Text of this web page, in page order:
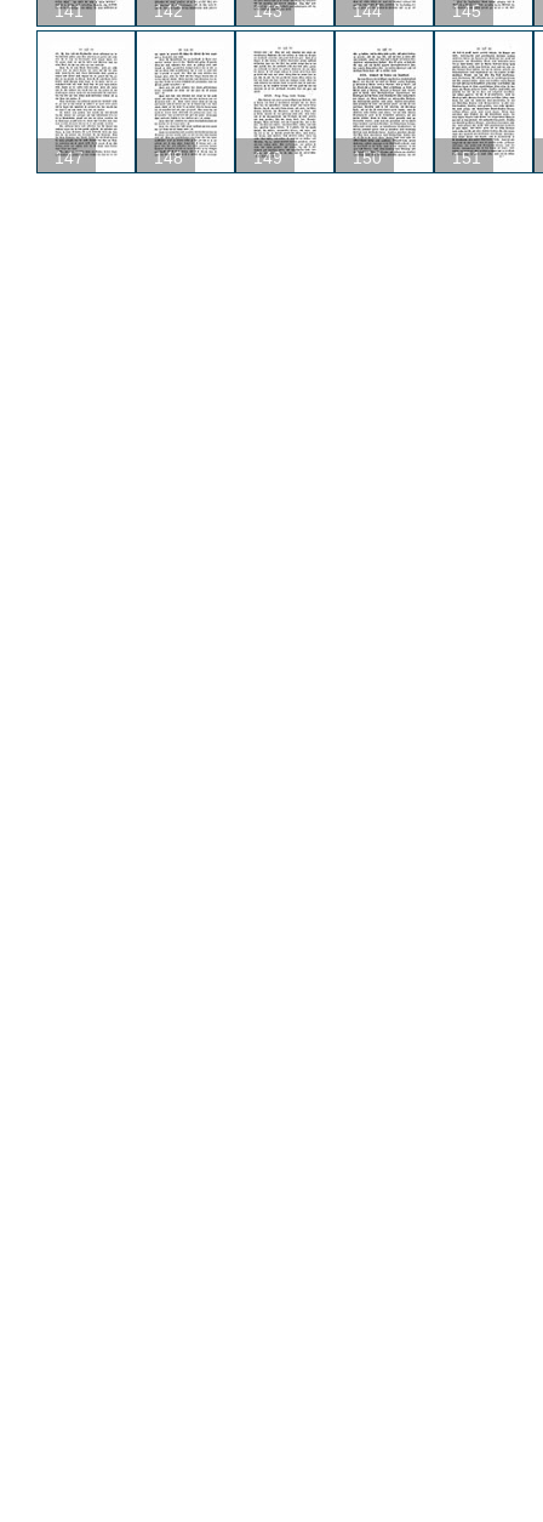
141 142 143 144 145
147 148 149 150 151